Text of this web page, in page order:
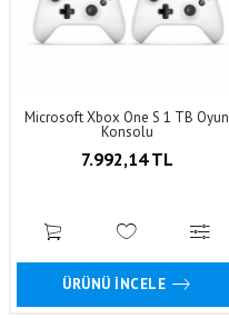
Microsoft Xbox One S 1 TB Oyun
Konsolu
7.992,14 TL
ÜRÜNÜ İNCELE